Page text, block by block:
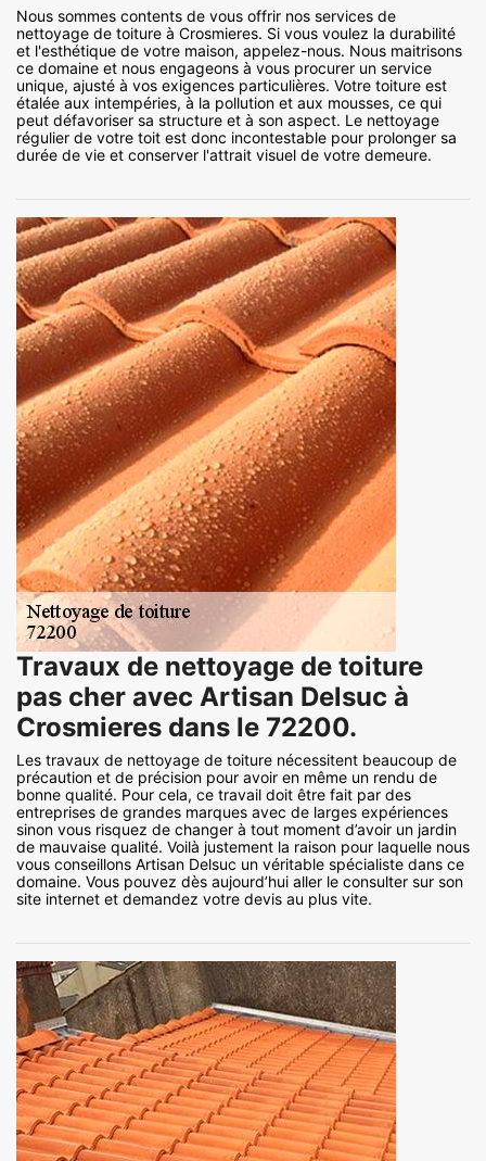
Nous sommes contents de vous offrir nos services de
nettoyage de toiture à Crosmieres. Si vous voulez la durabilité
et l'esthétique de votre maison, appelez-nous. Nous maitrisons
ce domaine et nous engageons à vous procurer un service
unique, ajusté à vos exigences particulières. Votre toiture est
étalée aux intempéries, à la pollution et aux mousses, ce qui
peut défavoriser sa structure et à son aspect. Le nettoyage
régulier de votre toit est donc incontestable pour prolonger sa
durée de vie et conserver l'attrait visuel de votre demeure.
Travaux de nettoyage de toiture
pas cher avec Artisan Delsuc à
Crosmieres dans le 72200.
Les travaux de nettoyage de toiture nécessitent beaucoup de
précaution et de précision pour avoir en même un rendu de
bonne qualité. Pour cela, ce travail doit être fait par des
entreprises de grandes marques avec de larges expériences
sinon vous risquez de changer à tout moment d’avoir un jardin
de mauvaise qualité. Voilà justement la raison pour laquelle nous
vous conseillons Artisan Delsuc un véritable spécialiste dans ce
domaine. Vous pouvez dès aujourd’hui aller le consulter sur son
site internet et demandez votre devis au plus vite.